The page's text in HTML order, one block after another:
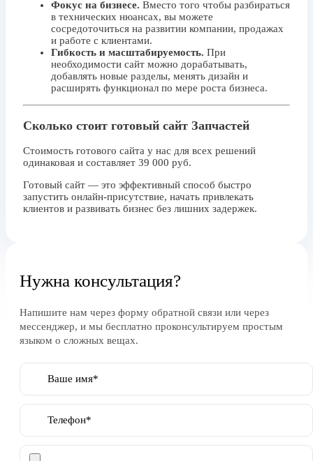
Фокус на бизнесе. Вместо того чтобы разбираться
в технических нюансах, вы можете
сосредоточиться на развитии компании, продажах
и работе с клиентами.
Гибкость и масштабируемость. При
необходимости сайт можно дорабатывать,
добавлять новые разделы, менять дизайн и
расширять функционал по мере роста бизнеса.
Сколько стоит готовый сайт Запчастей
Стоимость готового сайта у нас для всех решений
одинаковая и составляет 39 000 руб.
Готовый сайт — это эффективный способ быстро
запустить онлайн-присутствие, начать привлекать
клиентов и развивать бизнес без лишних задержек.
Нужна консультация?
Напишите нам через форму обратной связи или через
мессенджер, и мы бесплатно проконсультируем простым
языком о сложных вещах.
Ваше имя*
Телефон*